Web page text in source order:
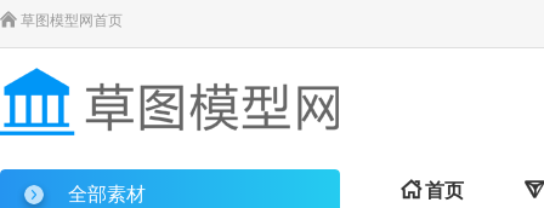
 草图模型网首页
全部素材 首页 